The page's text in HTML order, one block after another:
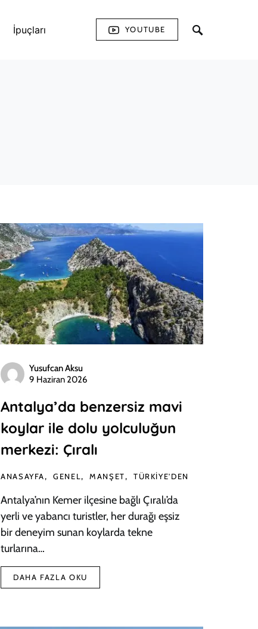
İpuçları YOUTUBE
Yusufcan Aksu
9 Haziran 2026
Antalya’da benzersiz mavi
koylar ile dolu yolculuğun
merkezi: Çıralı
ANASAYFA GENEL MANŞET TÜRKIYE'DEN
Antalya’nın Kemer ilçesine bağlı Çıralı’da
yerli ve yabancı turistler, her durağı eşsiz
bir deneyim sunan koylarda tekne
turlarına…
DAHA FAZLA OKU